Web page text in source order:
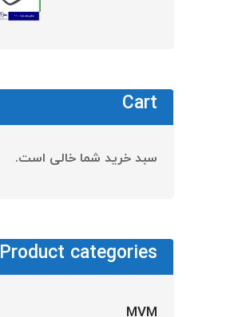
Cart
سبد خرید شما خالی است.
Product categories
MVM